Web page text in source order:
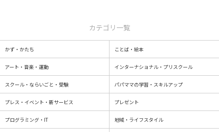
カテゴリ一覧
かず・かたち ことば・絵本
アート・音楽・運動 インターナショナル・プリスクール
スクール・ならいごと・受験 パパママの学習・スキルアップ
プレス・イベント・新サービス プレゼント
プログラミング・IT 地域・ライフスタイル